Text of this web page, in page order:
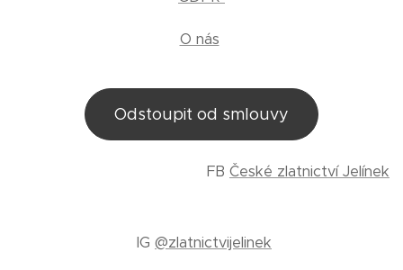
O nás
Odstoupit od smlouvy
FB České zlatnictví Jelínek
IG @zlatnictvijelinek